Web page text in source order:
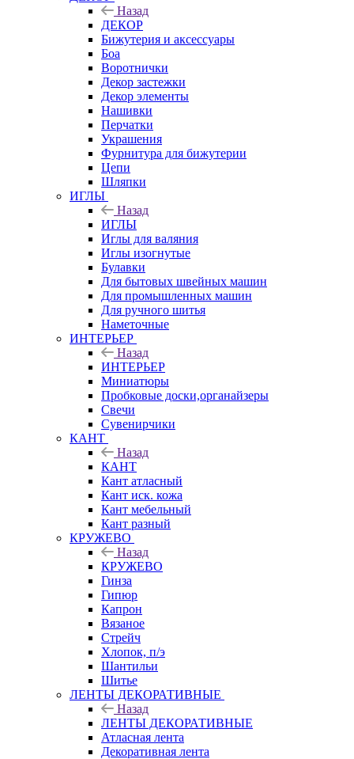
Назад
ДЕКОР
Бижутерия и аксессуары
Боа
Воротнички
Декор застежки
Декор элементы
Нашивки
Перчатки
Украшения
Фурнитура для бижутерии
Цепи
Шляпки
ИГЛЫ
Назад
ИГЛЫ
Иглы для валяния
Иглы изогнутые
Булавки
Для бытовых швейных машин
Для промышленных машин
Для ручного шитья
Наметочные
ИНТЕРЬЕР
Назад
ИНТЕРЬЕР
Миниатюры
Пробковые доски,органайзеры
Свечи
Сувенирчики
КАНТ
Назад
КАНТ
Кант атласный
Кант иск. кожа
Кант мебельный
Кант разный
КРУЖЕВО
Назад
КРУЖЕВО
Гинза
Гипюр
Капрон
Вязаное
Стрейч
Хлопок, п/э
Шантильи
Шитье
ЛЕНТЫ ДЕКОРАТИВНЫЕ
Назад
ЛЕНТЫ ДЕКОРАТИВНЫЕ
Атласная лента
Декоративная лента